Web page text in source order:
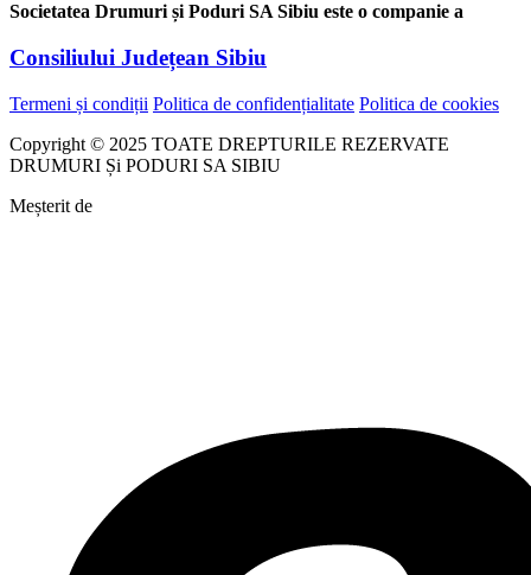
Societatea Drumuri și Poduri SA Sibiu este o companie a
Consiliului Județean Sibiu
Termeni și condiții Politica de confidențialitate Politica de cookies
Copyright © 2025 TOATE DREPTURILE REZERVATE
DRUMURI Și PODURI SA SIBIU
Meșterit de